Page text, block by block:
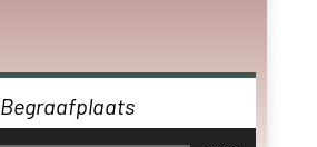
Begraafplaats